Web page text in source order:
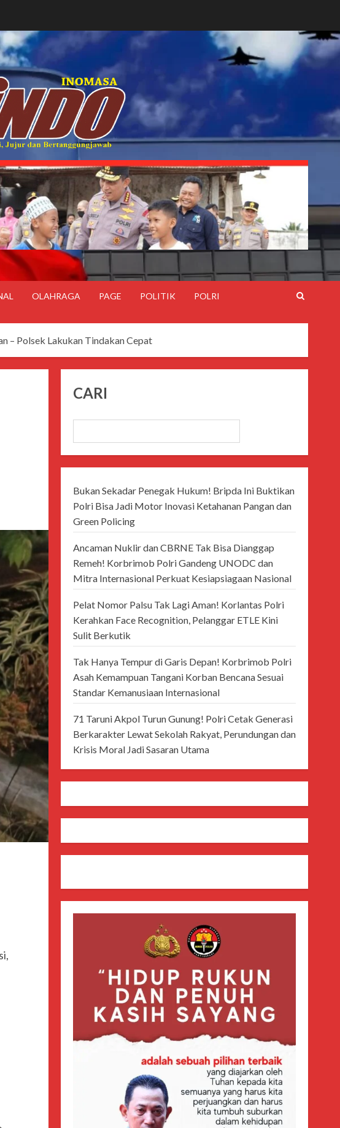
OLAHRAGA PAGE POLITIK POLRI
– Polsek Lakukan Tindakan Cepat
CARI
Bukan Sekadar Penegak Hukum! Bripda Ini Buktikan
Polri Bisa Jadi Motor Inovasi Ketahanan Pangan dan
Green Policing
Ancaman Nuklir dan CBRNE Tak Bisa Dianggap
Remeh! Korbrimob Polri Gandeng UNODC dan
Mitra Internasional Perkuat Kesiapsiagaan Nasional
Pelat Nomor Palsu Tak Lagi Aman! Korlantas Polri
Kerahkan Face Recognition, Pelanggar ETLE Kini
Sulit Berkutik
Tak Hanya Tempur di Garis Depan! Korbrimob Polri
Asah Kemampuan Tangani Korban Bencana Sesuai
Standar Kemanusiaan Internasional
71 Taruni Akpol Turun Gunung! Polri Cetak Generasi
Berkarakter Lewat Sekolah Rakyat, Perundungan dan
Krisis Moral Jadi Sasaran Utama